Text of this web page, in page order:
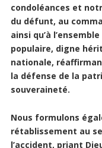
condoléances et
du défunt, au
ainsi qu’à
populaire, digne
nationale,
la défense de la
souveraineté.
Nous formulons
rétablissement au
l’accident, priant